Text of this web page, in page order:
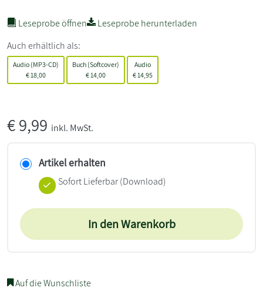
Leseprobe öffnen
Leseprobe herunterladen
Auch erhältlich als:
Audio (MP3-CD)
€ 18,00
Buch (Softcover)
€ 14,00
Audio
€ 14,95
€9,99 inkl. MwSt.
Artikel erhalten
Sofort Lieferbar (Download)
In den Warenkorb
Auf die Wunschliste